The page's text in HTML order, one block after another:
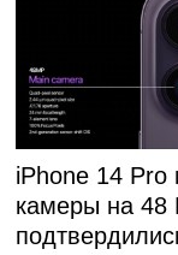
iPhone 14 Pro
камеры на 48